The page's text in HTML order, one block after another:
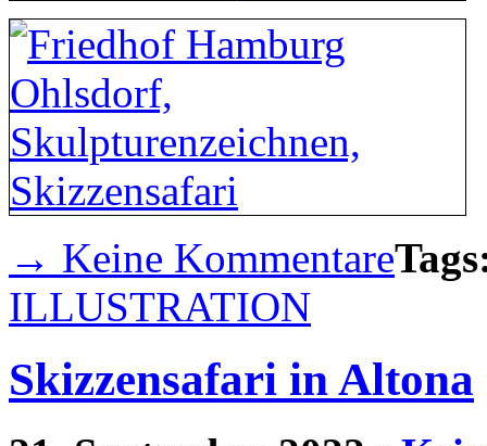
→ Keine Kommentare
ILLUSTRATION
Skizzensafari in Altona